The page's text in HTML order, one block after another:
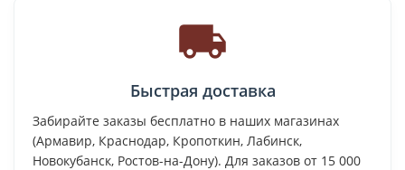
Быстрая доставка
Забирайте заказы бесплатно в наших магазинах
(Армавир, Краснодар, Кропоткин, Лабинск,
Новокубанск, Ростов-на-Дону). Для заказов от 15 000